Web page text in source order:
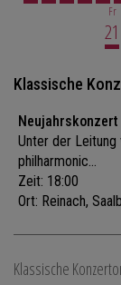
Fr
21
Klassische
Neujahrskonzert
Unter der
philharmonic...
Zeit: 18:00
Ort: Reinach,
Klassische